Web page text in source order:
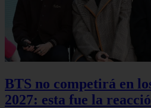
BTS no competirá en
2027: esta fue la